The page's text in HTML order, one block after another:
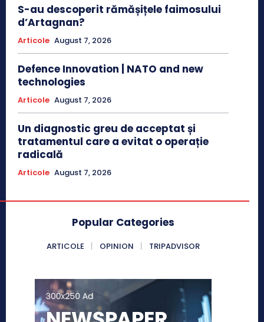
S-au descoperit rămășițele faimosului
d’Artagnan?
Articole August 7, 2026
Defence Innovation | NATO and new
technologies
Articole August 7, 2026
Un diagnostic greu de acceptat și
tratamentul care a evitat o operație
radicală
Articole August 7, 2026
Popular Categories
ARTICOLE OPINION TRIPADVISOR